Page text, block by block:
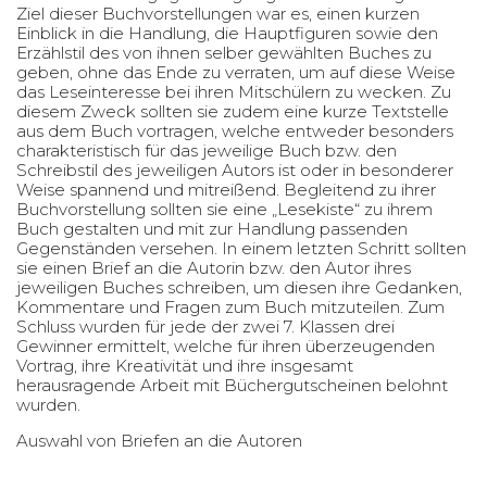
Ziel dieser Buchvorstellungen war es, einen kurzen
Einblick in die Handlung, die Hauptfiguren sowie den
Erzählstil des von ihnen selber gewählten Buches zu
geben, ohne das Ende zu verraten, um auf diese Weise
das Leseinteresse bei ihren Mitschülern zu wecken. Zu
diesem Zweck sollten sie zudem eine kurze Textstelle
aus dem Buch vortragen, welche entweder besonders
charakteristisch für das jeweilige Buch bzw. den
Schreibstil des jeweiligen Autors ist oder in besonderer
Weise spannend und mitreißend. Begleitend zu ihrer
Buchvorstellung sollten sie eine „Lesekiste“ zu ihrem
Buch gestalten und mit zur Handlung passenden
Gegenständen versehen. In einem letzten Schritt sollten
sie einen Brief an die Autorin bzw. den Autor ihres
jeweiligen Buches schreiben, um diesen ihre Gedanken,
Kommentare und Fragen zum Buch mitzuteilen. Zum
Schluss wurden für jede der zwei 7. Klassen drei
Gewinner ermittelt, welche für ihren überzeugenden
Vortrag, ihre Kreativität und ihre insgesamt
herausragende Arbeit mit Büchergutscheinen belohnt
wurden.
Auswahl von Briefen an die Autoren